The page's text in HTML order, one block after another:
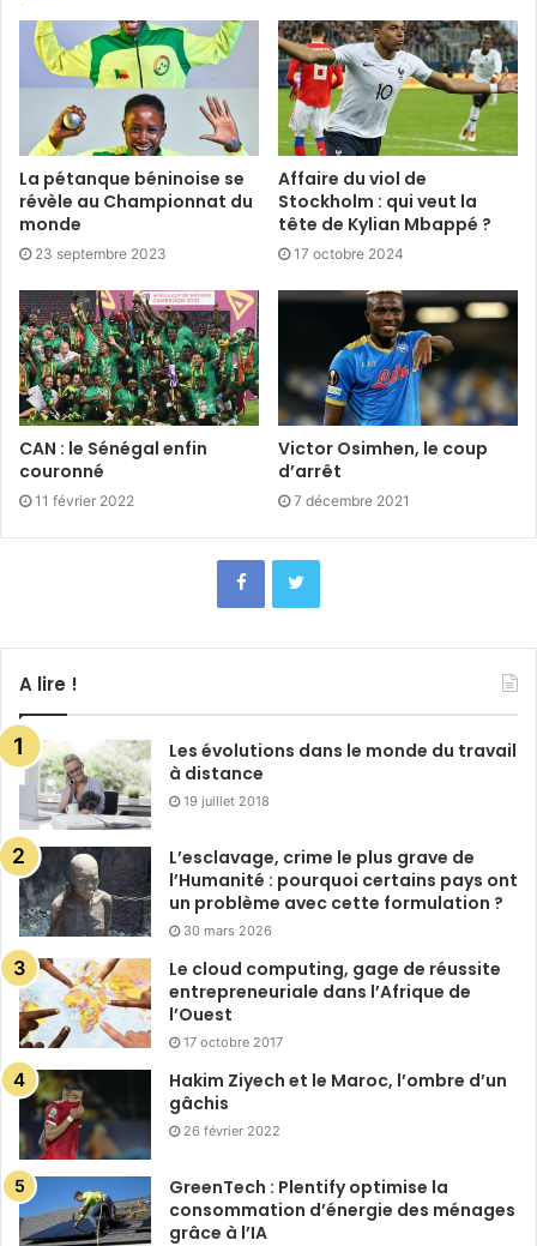
La pétanque béninoise se
révèle au Championnat du
monde
23 septembre 2023
Affaire du viol de
Stockholm : qui veut la
tête de Kylian Mbappé ?
17 octobre 2024
CAN : le Sénégal enfin
couronné
11 février 2022
Victor Osimhen, le coup
d’arrêt
7 décembre 2021
A lire !
Les évolutions dans le monde du travail
à distance
19 juillet 2018
L’esclavage, crime le plus grave de
l’Humanité : pourquoi certains pays ont
un problème avec cette formulation ?
30 mars 2026
Le cloud computing, gage de réussite
entrepreneuriale dans l’Afrique de
l’Ouest
17 octobre 2017
Hakim Ziyech et le Maroc, l’ombre d’un
gâchis
26 février 2022
GreenTech : Plentify optimise la
consommation d’énergie des ménages
grâce à l’IA